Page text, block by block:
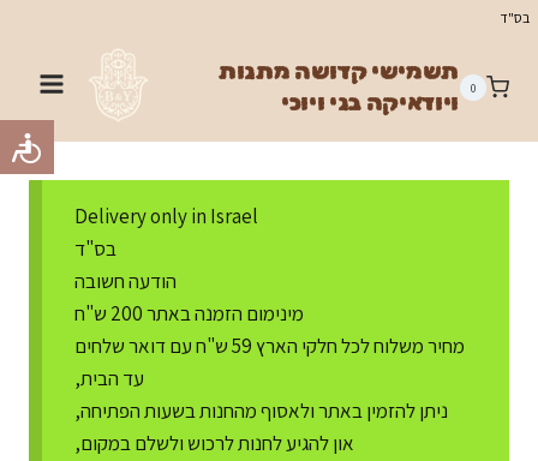
Skip
content
בס"ד
0
תשמישי קדושה מתנות
ויודאיקה בני ויוכי
Delivery only in Israel
בס"ד
הודעה חשובה
מינימום הזמנה באתר 200 ש"ח
מחיר משלוח לכל חלקי הארץ 59 ש"ח עם דואר שלחים
עד הבית,
ניתן להזמין באתר ולאסוף מהחנות בשעות הפתיחה,
און להגיע לחנות לרכוש ולשלם במקום,